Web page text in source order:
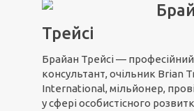
Трейсі
Брайан Трейсі —
консультант, очільник Brian
International, мільйонер,
у сфері особистісного